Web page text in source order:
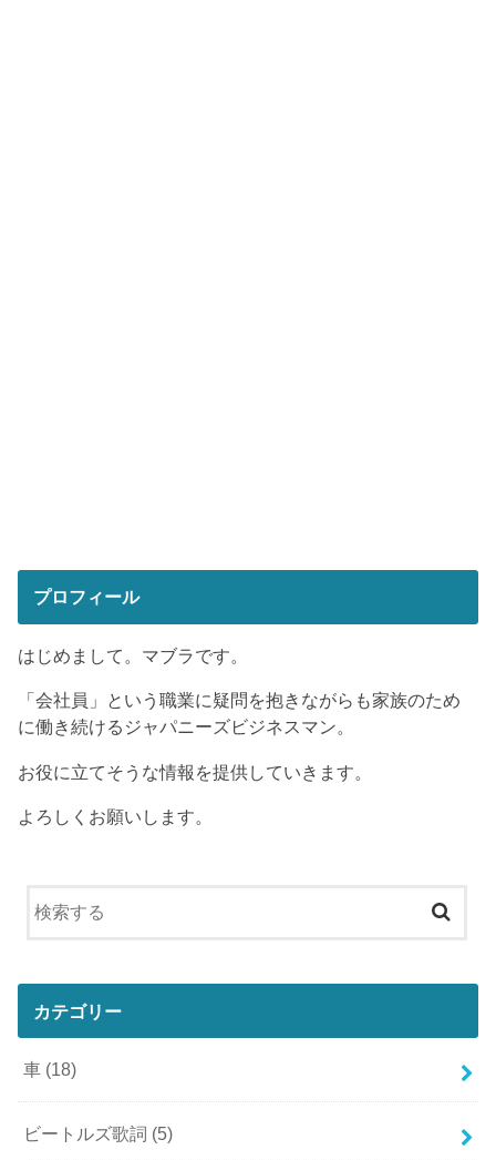
プロフィール
はじめまして。マブラです。
「会社員」という職業に疑問を抱きながらも家族のため
に働き続けるジャパニーズビジネスマン。
お役に立てそうな情報を提供していきます。
よろしくお願いします。
カテゴリー
車 (18)
ビートルズ歌詞 (5)